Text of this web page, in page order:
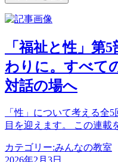
投
稿
ナ
ビ
ー
ョ
「福祉と性」第
わりに。すべて
対話の場へ
「性」について考える全
目を迎えます。 この連
カテゴリー:みんなの教室